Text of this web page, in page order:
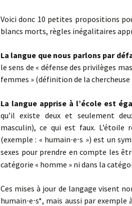
Voici donc 10 petites propositions
blancs morts, règles inégalitaires
La langue que nous parlons par
le sens de « défense des privilèges
femmes » (définition de la
La langue apprise à l’école est
qu’il existe deux et seulement
masculin), ce qui est faux. L’étoile
(exemple : « humain·e⋅s ») est un
sexes pour prendre en compte les
catégorie « homme » ni dans la
Ces mises à jour de langage visent
humain·e⋅s*, mais aussi par